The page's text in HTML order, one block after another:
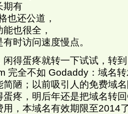
期有
也还公道，
也很全，
时访问速度慢点。
闲得蛋疼就转一下试试，转
完全不如 Godaddy：域名
简陋；以前吸引人的免费域
蛋疼，明后年还是把域名转
用，本域名有效期限至2014